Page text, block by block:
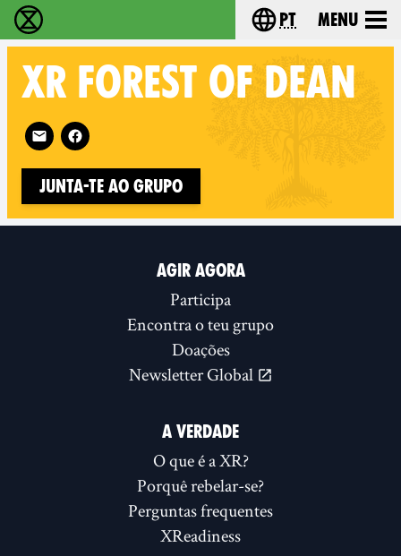
Extinction Rebellion - Home Choose your
pt Menu
XR FOREST OF DEAN
Follow XR Forest of Dean on
Junta-te ao Grupo
AGIR AGORA
Participa
Encontra o teu grupo
Doações
Newsletter Global
A VERDADE
O que é a XR?
Porquê rebelar-se?
Perguntas frequentes
XReadiness